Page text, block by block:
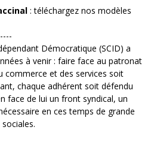
: téléchargez nos modèles
Démocratique (SCID) a
à venir : faire face au patronat
commerce et des services soit
chaque adhérent soit défendu
face de lui un front syndical, un
en ces temps de grande